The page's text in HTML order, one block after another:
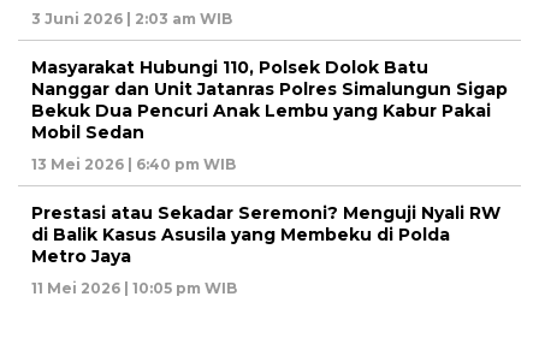
3 Juni 2026 | 2:03 am WIB
Masyarakat Hubungi 110, Polsek Dolok Batu
Nanggar dan Unit Jatanras Polres Simalungun Sigap
Bekuk Dua Pencuri Anak Lembu yang Kabur Pakai
Mobil Sedan
13 Mei 2026 | 6:40 pm WIB
Prestasi atau Sekadar Seremoni? Menguji Nyali RW
di Balik Kasus Asusila yang Membeku di Polda
Metro Jaya
11 Mei 2026 | 10:05 pm WIB